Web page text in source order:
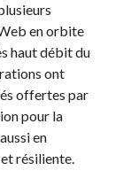
en orbite
haut débit du
ont
offertes par
pour la
en
résiliente.